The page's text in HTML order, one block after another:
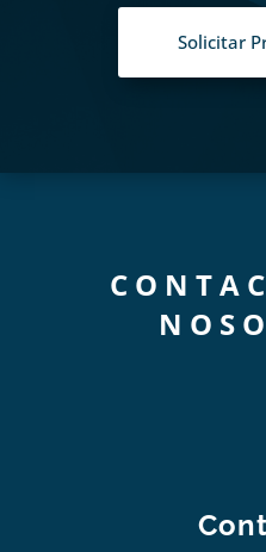
Solicitar